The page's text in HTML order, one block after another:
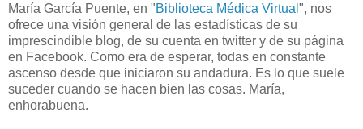
María García Puente, en "Biblioteca Médica Virtual ", nos
ofrece una visión general de las estadísticas de su
imprescindible blog, de su cuenta en twitter y de su página
en Facebook. Como era de esperar, todas en constante
ascenso desde que iniciaron su andadura. Es lo que suele
suceder cuando se hacen bien las cosas. María,
enhorabuena.